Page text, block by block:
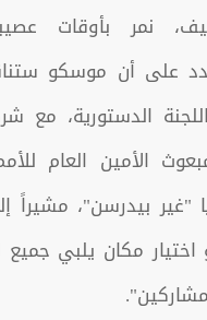
نمر بأوقات
على أن موسكو
الدستورية، مع
الأمين العام
"غير بيدرسن"، مشيراً
مكان يلبي جميع